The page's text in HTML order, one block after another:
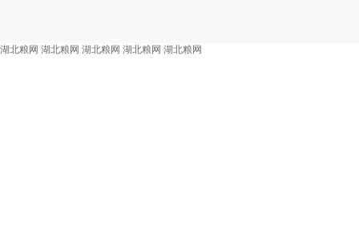
湖北粮网 湖北粮网 湖北粮网 湖北粮网 湖北粮网